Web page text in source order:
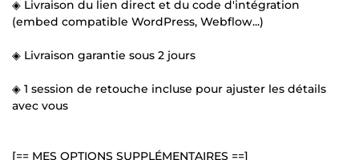
◈ Livraison du lien direct et du code d'intégration
(embed compatible WordPress, Webflow...)
◈ Livraison garantie sous 2 jours
◈ 1 session de retouche incluse pour ajuster les détails
avec vous
[== MES OPTIONS SUPPLÉMENTAIRES ==]